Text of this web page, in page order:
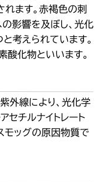
ます。赤褐色の刺
影響を及ぼし、光化
考えられています。
化物といいます。
外線により、光化学
セチルナイトレート
モッグの原因物質で